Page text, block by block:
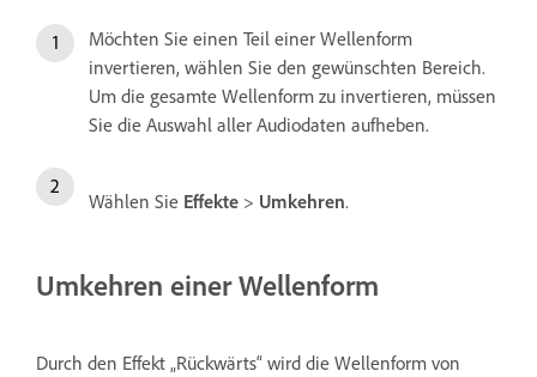
Möchten Sie einen Teil einer Wellenform
invertieren, wählen Sie den gewünschten Bereich.
Um die gesamte Wellenform zu invertieren, müssen
Sie die Auswahl aller Audiodaten aufheben.
Wählen Sie Effekte > Umkehren.
Umkehren einer Wellenform
Durch den Effekt „Rückwärts“ wird die Wellenform von